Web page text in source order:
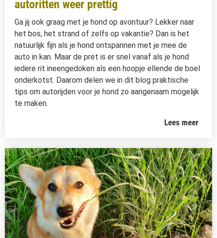
autoritten weer prettig
Ga jij ook graag met je hond op avontuur? Lekker naar
het bos, het strand of zelfs op vakantie? Dan is het
natuurlijk fijn als je hond ontspannen met je mee de
auto in kan. Maar de pret is er snel vanaf als je hond
iedere rit ineengedoken als een hoopje ellende de boel
onderkotst. Daarom delen we in dit blog praktische
tips om autorijden voor je hond zo aangenaam mogelijk
te maken.
Lees meer